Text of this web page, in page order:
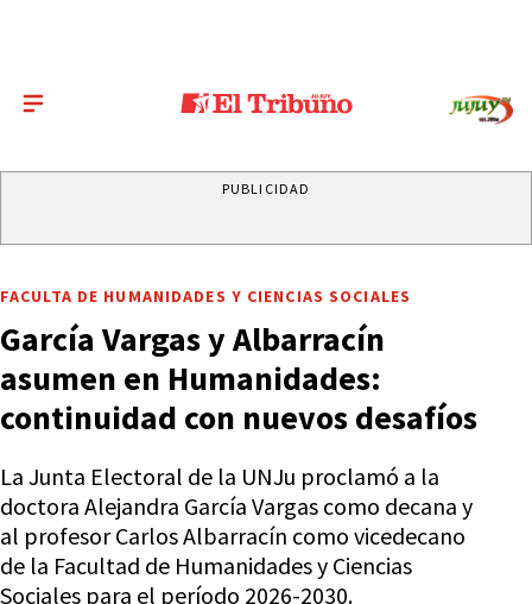
PUBLICIDAD
FACULTA DE HUMANIDADES Y CIENCIAS SOCIALES
García Vargas y Albarracín
asumen en Humanidades:
continuidad con nuevos desafíos
La Junta Electoral de la UNJu proclamó a la
doctora Alejandra García Vargas como decana y
al profesor Carlos Albarracín como vicedecano
de la Facultad de Humanidades y Ciencias
Sociales para el período 2026-2030.